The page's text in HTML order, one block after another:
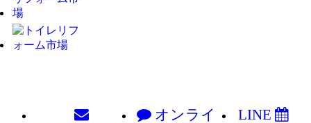
オンライ
LINE